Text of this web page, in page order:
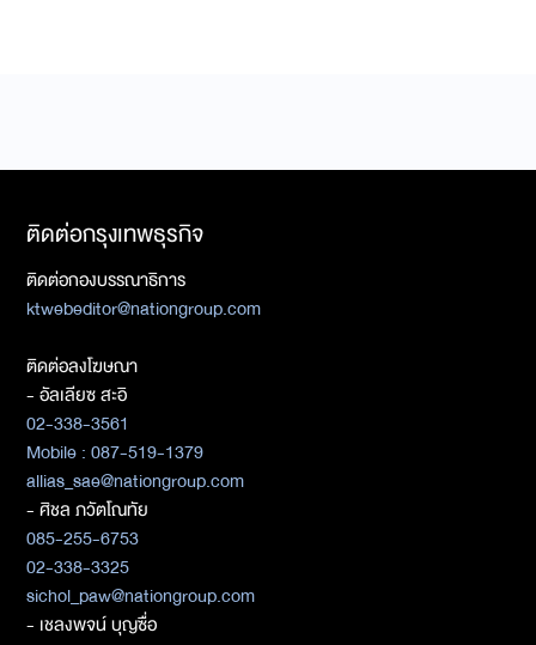
ติดต่อกรุงเทพธุรกิจ
ติดต่อกองบรรณาธิการ
ktwebeditor@nationgroup.com
ติดต่อลงโฆษณา
- อัลเลียซ สะอิ
02-338-3561
Mobile : 087-519-1379
allias_sae@nationgroup.com
- ศิชล ภวัตโณทัย
085-255-6753
02-338-3325
sichol_paw@nationgroup.com
- เชลงพจน์ บุญซื่อ